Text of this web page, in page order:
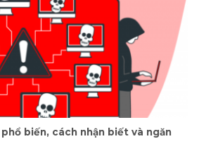
biến, cách nhận biết và ngăn